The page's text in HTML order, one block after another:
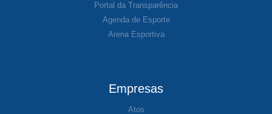
Portal da Transparência
Agenda de Esporte
Arena Esportiva
Empresas
Atos